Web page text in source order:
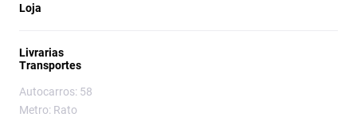
Loja
Livrarias
Transportes
Autocarros: 58
Metro: Rato